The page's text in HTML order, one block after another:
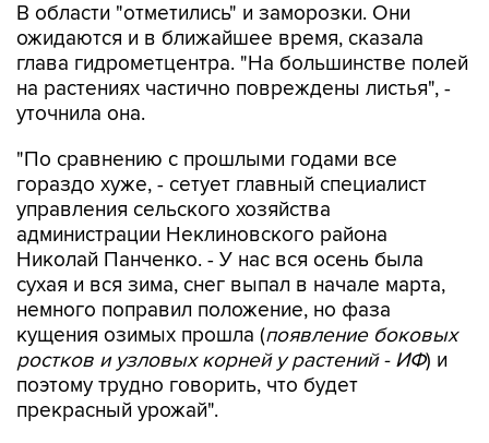
В области "отметились" и заморозки. Они
ожидаются и в ближайшее время, сказала
глава гидрометцентра. "На большинстве полей
на растениях частично повреждены листья", -
уточнила она.
"По сравнению с прошлыми годами все
гораздо хуже, - сетует главный специалист
управления сельского хозяйства
администрации Неклиновского района
Николай Панченко. - У нас вся осень была
сухая и вся зима, снег выпал в начале марта,
немного поправил положение, но фаза
кущения озимых прошла (появление боковых
ростков и узловых корней у растений - ИФ) и
поэтому трудно говорить, что будет
прекрасный урожай".